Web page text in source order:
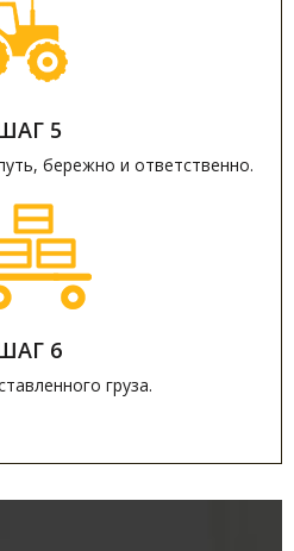
5
бережно и ответственно.
6
груза.